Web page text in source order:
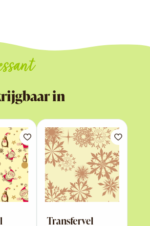
in
Transfervel